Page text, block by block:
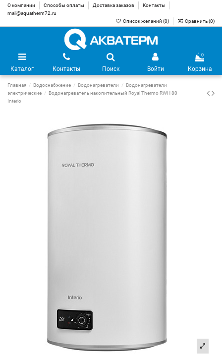
О компании Способы оплаты Доставка заказов
Контакты
mail@aquatherm72.ru
Список желаний (0) Сравнить (0)
Каталог Контакты Поиск Войти
0
Корзина
Главная Водоснабжение Водонагреватели
Водонагреватели
электрические
Водонагреватель накопительный Royal Thermo RWH 80
Interio